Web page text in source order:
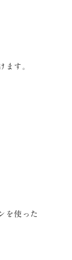
ます。
を使った